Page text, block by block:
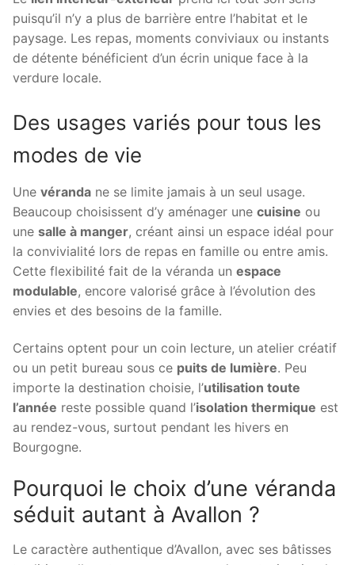
puisqu’il n’y a plus de barrière entre l’habitat et le
paysage. Les repas, moments conviviaux ou instants
de détente bénéficient d’un écrin unique face à la
verdure locale.
Des usages variés pour tous les
modes de vie
Une véranda ne se limite jamais à un seul usage.
Beaucoup choisissent d’y aménager une cuisine ou
une salle à manger, créant ainsi un espace idéal pour
la convivialité lors de repas en famille ou entre amis.
Cette flexibilité fait de la véranda un espace
modulable, encore valorisé grâce à l’évolution des
envies et des besoins de la famille.
Certains optent pour un coin lecture, un atelier créatif
ou un petit bureau sous ce puits de lumière. Peu
importe la destination choisie, l’utilisation toute
l’année reste possible quand l’isolation thermique est
au rendez-vous, surtout pendant les hivers en
Bourgogne.
Pourquoi le choix d’une véranda
séduit autant à Avallon ?
Le caractère authentique d’Avallon, avec ses bâtisses